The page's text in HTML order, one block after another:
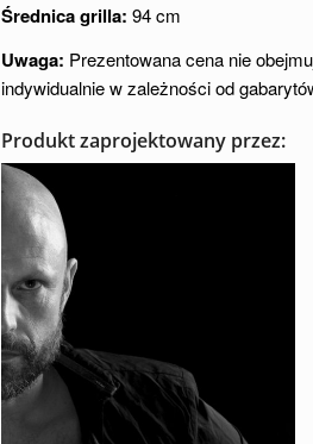
Średnica grilla: 94 cm
Uwaga: Prezentowana cena nie
indywidualnie w zależności od
Produkt zaprojektowany przez: